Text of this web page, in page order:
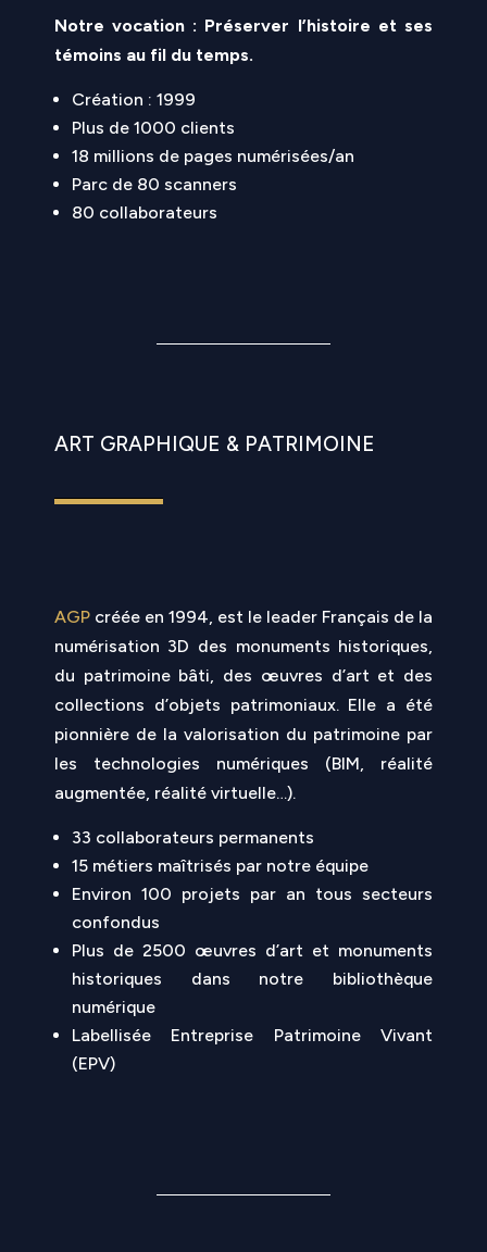
Notre vocation : Préserver l’histoire et ses
témoins au fil du temps.
Création : 1999
Plus de 1000 clients
18 millions de pages numérisées/an
Parc de 80 scanners
80 collaborateurs
ART GRAPHIQUE & PATRIMOINE
AGPcréée en 1994, est le leader Français de la
numérisation 3D des monuments historiques,
du patrimoine bâti, des œuvres d’art et des
collections d’objets patrimoniaux. Elle a été
pionnière de la valorisation du patrimoine par
les technologies numériques (BIM, réalité
augmentée, réalité virtuelle…).
33 collaborateurs permanents
15 métiers maîtrisés par notre équipe
Environ 100 projets par an tous secteurs
confondus
Plus de 2500 œuvres d’art et monuments
historiques dans notre bibliothèque
numérique
Labellisée Entreprise Patrimoine Vivant
(EPV)